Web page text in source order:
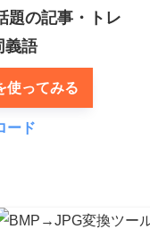
題の記事・トレ
義語
使ってみる
ード